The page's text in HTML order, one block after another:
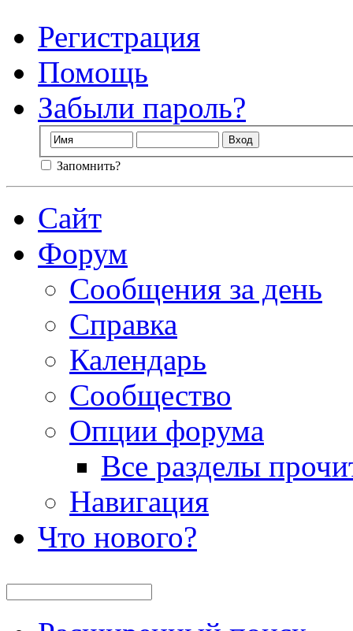
Регистрация
Помощь
Забыли пароль?
Запомнить?
Сайт
Форум
Сообщения за день
Справка
Календарь
Сообщество
Опции форума
Все разделы
Навигация
Что нового?